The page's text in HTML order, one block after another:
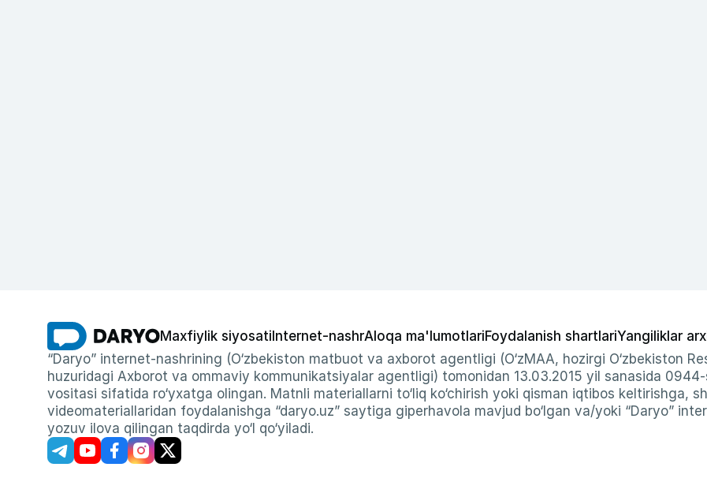
Maxfiylik siyosati Internet-nashrAloqa ma'lumotlariFoydalanish shartlariYangiliklar
“Daryo” internet-nashrining (O‘zbekiston matbuot va axborot agentligi (O‘zMAA, hozirgi O‘zbekiston
huzuridagi Axborot va ommaviy kommunikatsiyalar agentligi) tomonidan 13.03.2015 yil sanasida
vositasi sifatida ro‘yxatga olingan. Matnli materiallarni to‘liq ko‘chirish yoki qisman iqtibos keltirishga,
videomateriallaridan foydalanishga “daryo.uz” saytiga giperhavola mavjud bo‘lgan va/yoki “Daryo”
yozuv ilova qilingan taqdirda yo‘l qo‘yiladi.